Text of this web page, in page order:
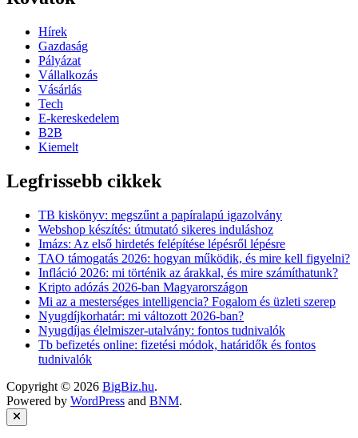
Hírek
Gazdaság
Pályázat
Vállalkozás
Vásárlás
Tech
E-kereskedelem
B2B
Kiemelt
Legfrissebb cikkek
TB kiskönyv: megszűnt a papíralapú igazolvány
Webshop készítés: útmutató sikeres induláshoz
Imázs: Az első hirdetés felépítése lépésről lépésre
TAO támogatás 2026: hogyan működik, és mire kell figyelni?
Infláció 2026: mi történik az árakkal, és mire számíthatunk?
Kripto adózás 2026-ban Magyarországon
Mi az a mesterséges intelligencia? Fogalom és üzleti szerep
Nyugdíjkorhatár: mi változott 2026-ban?
Nyugdíjas élelmiszer-utalvány: fontos tudnivalók
Tb befizetés online: fizetési módok, határidők és fontos
tudnivalók
Copyright © 2026 BigBiz.hu.
Powered by WordPress and BNM.
Close